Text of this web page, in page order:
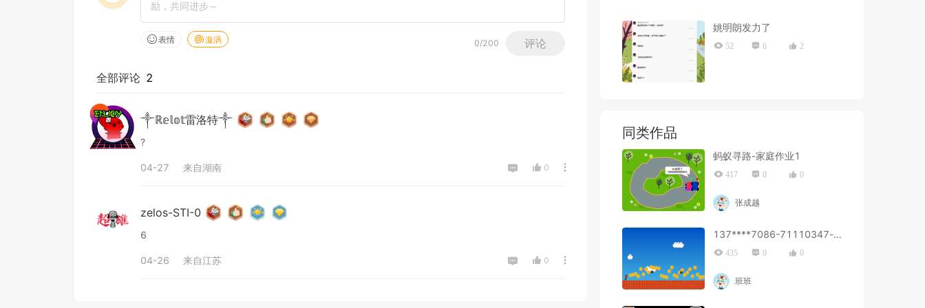
表情 漩涡 0/200 评论
全部评论 2
༒ℝ𝕖𝕝𝕠𝕥雷洛特༒
?
04-27 来自湖南 0
zelos-STI-0
6
04-26 来自江苏 0
姚明朗发力了
52 6 2
同类作品
蚂蚁寻路-家庭作业1
417 0 0
张成越
137****7086-71110347-x9
435 0 0
班班